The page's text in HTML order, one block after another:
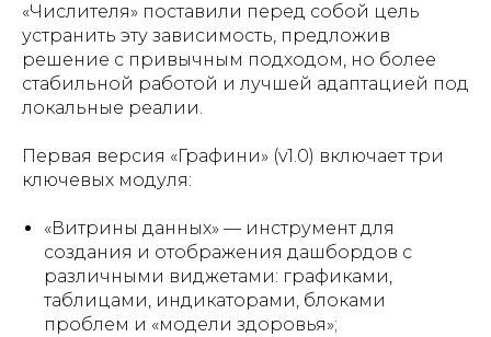
«Числителя» поставили перед собой цель
устранить эту зависимость, предложив
решение с привычным подходом, но более
стабильной работой и лучшей адаптацией под
локальные реалии.
Первая версия «Графини» (v1.0) включает три
ключевых модуля:
«Витрины данных» — инструмент для
создания и отображения дашбордов с
различными виджетами: графиками,
таблицами, индикаторами, блоками
проблем и «модели здоровья»;